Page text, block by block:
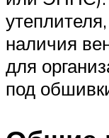
наличия
для
под